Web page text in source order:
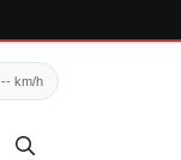
-- km/h